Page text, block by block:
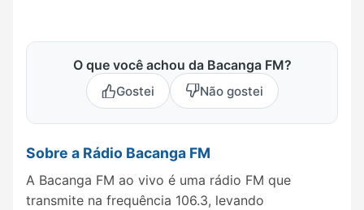
O que você achou da Bacanga FM?
Gostei Não gostei
Sobre a Rádio Bacanga FM
A Bacanga FM ao vivo é uma rádio FM que
transmite na frequência 106.3, levando